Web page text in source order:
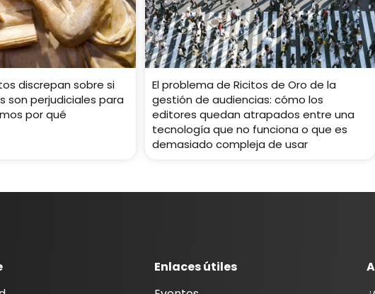
discrepan sobre si
son perjudiciales para
por qué
El problema de Ricitos de Oro de la
gestión de audiencias: cómo los
editores quedan atrapados entre una
tecnología que no funciona o que es
demasiado compleja de usar
Enlaces útiles